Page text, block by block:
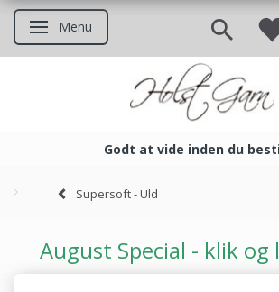
Skifte navigation
Menu
Godt at vide inden du
Supersoft - Uld
August Special - klik